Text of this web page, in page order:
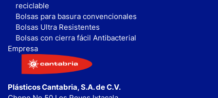
reciclable
Bolsas para basura convencionales
Bolsas Ultra Resistentes
Bolsas con cierra fácil Antibacterial
Empresa
Plásticos Cantabria, S.A. de C.V.